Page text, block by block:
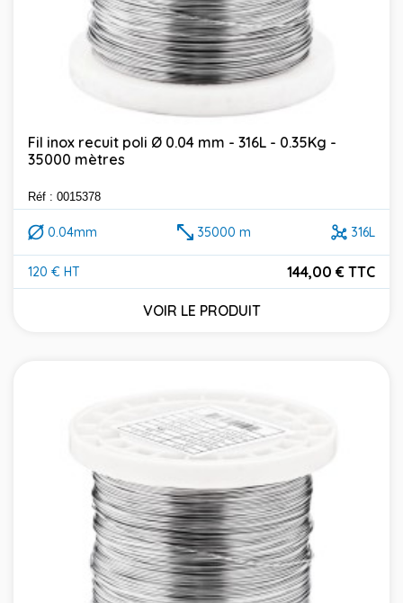
Fil inox recuit poli Ø 0.04 mm - 316L - 0.35Kg -
35000 mètres
Réf : 0015378
0.04mm 35000 m 316L
120 € HT
Prix
144,00 € TTC
VOIR LE PRODUIT